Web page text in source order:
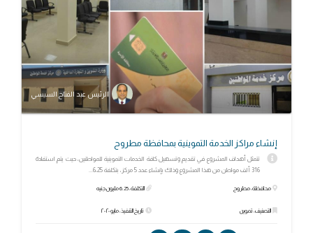
الرئيس عبد الفتاح السيسي
إنشاء مراكز الخدمة التموينية بمحافظة مطروح
تتمثل أهداف المشروع في تقديم وتسهيل كافة الخدمات التموينية للمواطنين، حيث يتم استفادة
316 ألف مواطن من هذا المشروع وذلك بإنشاء عدد 5 مركز، بتكلفة 6،25...
محافظة: مطروح
التصنيف: تموين
التكلفة: 6.25 مليون جنيه
تاريخ التنفيذ: مايو ٢٠٢٠